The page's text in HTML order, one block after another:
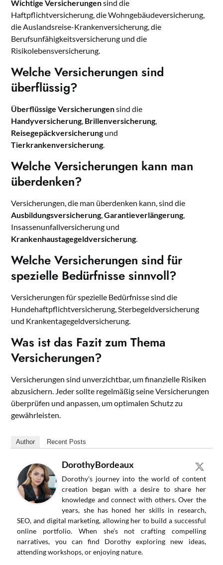
Wichtige Versicherungensind die
Haftpflichtversicherung, die Wohngebäudeversicherung,
die Auslandsreise-Krankenversicherung, die
Berufsunfähigkeitsversicherung und die
Risikolebensversicherung.
Welche Versicherungen sind
überflüssig?
Überflüssige Versicherungensind die
Handyversicherung, Brillenversicherung,
Reisegepäckversicherung und
Tierkrankenversicherung.
Welche Versicherungen kann man
überdenken?
Versicherungen, die man überdenken kann, sind die
Ausbildungsversicherung,Garantieverlängerung,
Insassenunfallversicherung und
Krankenhaustagegeldversicherung.
Welche Versicherungen sind für
spezielle Bedürfnisse sinnvoll?
Versicherungen für spezielle Bedürfnisse sind die
Hundehaftpflichtversicherung, Sterbegeldversicherung
und Krankentagegeldversicherung.
Was ist das Fazit zum Thema
Versicherungen?
Versicherungen sind unverzichtbar, um finanzielle Risiken
abzusichern. Jeder sollte regelmäßig seine Versicherungen
überprüfen und anpassen, um optimalen Schutz zu
gewährleisten.
Author Recent Posts
DorothyBordeaux
Dorothy's journey into the world of content
creation began with a desire to share her
knowledge and connect with others. Over the
years, she has honed her skills in research,
SEO, and digital marketing, allowing her to build a successful
online portfolio. When she’s not crafting compelling
narratives, you can find Dorothy exploring new ideas,
attending workshops, or enjoying nature.